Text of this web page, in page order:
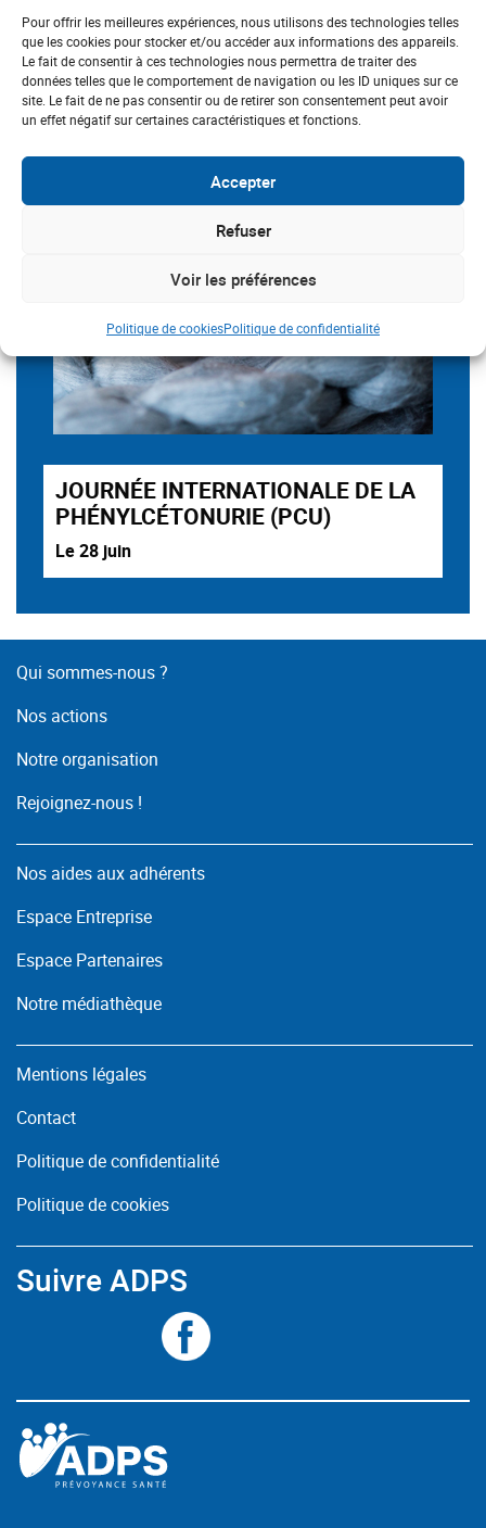
Pour offrir les meilleures expériences, nous utilisons des technologies telles
que les cookies pour stocker et/ou accéder aux informations des appareils.
Le fait de consentir à ces technologies nous permettra de traiter des
données telles que le comportement de navigation ou les ID uniques sur ce
site. Le fait de ne pas consentir ou de retirer son consentement peut avoir
un effet négatif sur certaines caractéristiques et fonctions.
Accepter
Refuser
Voir les préférences
Politique de cookiesPolitique de confidentialité
SAVE THE DATE
JOURNÉE INTERNATIONALE DE LA
PHÉNYLCÉTONURIE (PCU)
Le 28 juin
Qui sommes-nous ?
Nos actions
Notre organisation
Rejoignez-nous !
Nos aides aux adhérents
Espace Entreprise
Espace Partenaires
Notre médiathèque
Mentions légales
Contact
Politique de confidentialité
Politique de cookies
Suivre ADPS